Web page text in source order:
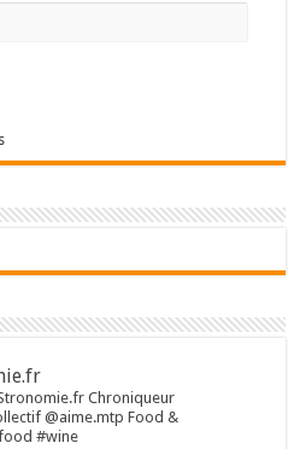
Chroniqueur
@aime.mtp Food &
#wine